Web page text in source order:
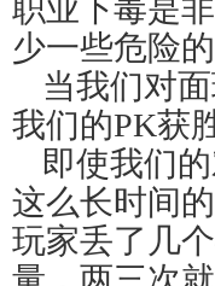
职业下毒是
少一些危险的
当我们对
我们的PK获
即使我们
这么长时间
玩家丢了几